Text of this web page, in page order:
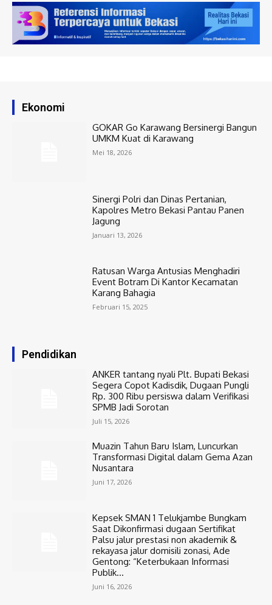
Ekonomi
GOKAR Go Karawang Bersinergi Bangun
UMKM Kuat di Karawang
Mei 18, 2026
Sinergi Polri dan Dinas Pertanian,
Kapolres Metro Bekasi Pantau Panen
Jagung
Januari 13, 2026
Ratusan Warga Antusias Menghadiri
Event Botram Di Kantor Kecamatan
Karang Bahagia
Februari 15, 2025
Pendidikan
ANKER tantang nyali Plt. Bupati Bekasi
Segera Copot Kadisdik, Dugaan Pungli
Rp. 300 Ribu persiswa dalam Verifikasi
SPMB Jadi Sorotan
Juli 15, 2026
Muazin Tahun Baru Islam, Luncurkan
Transformasi Digital dalam Gema Azan
Nusantara
Juni 17, 2026
Kepsek SMAN 1 Telukjambe Bungkam
Saat Dikonfirmasi dugaan Sertifikat
Palsu jalur prestasi non akademik &
rekayasa jalur domisili zonasi, Ade
Gentong: “Keterbukaan Informasi
Publik...
Juni 16, 2026